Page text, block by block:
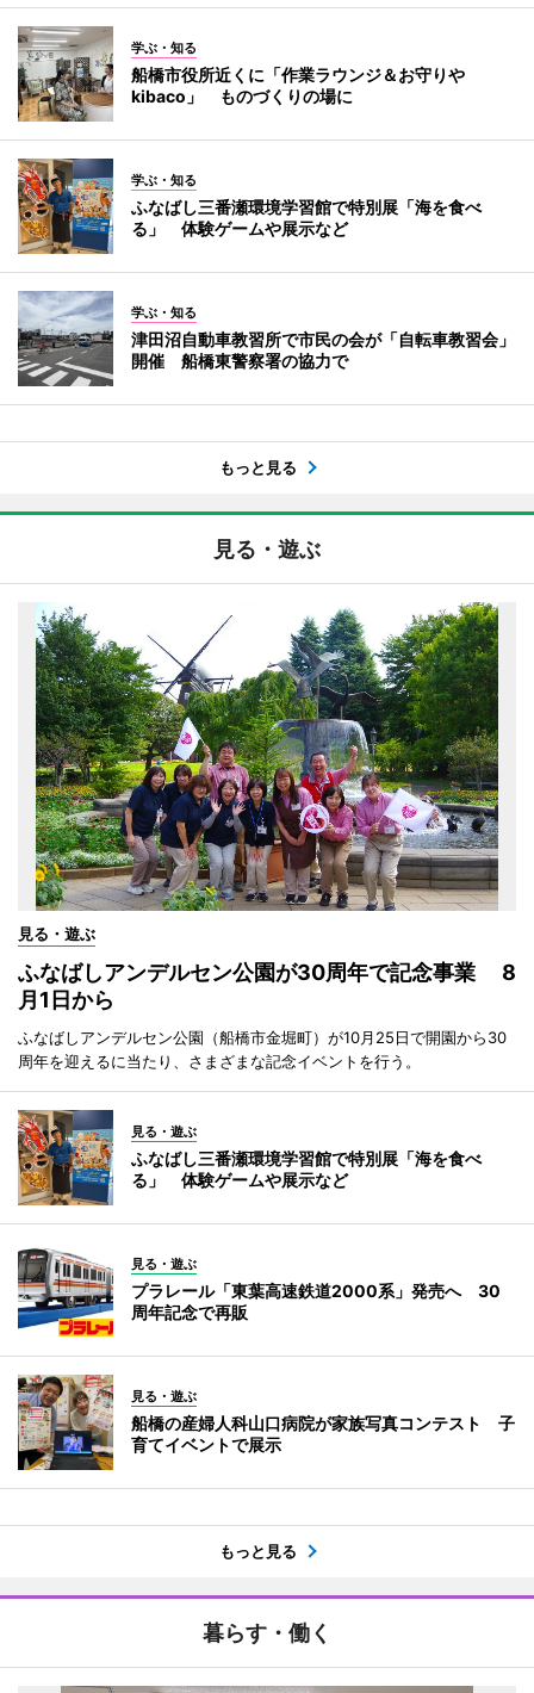
学ぶ・知る
船橋市役所近くに「作業ラウンジ＆お守りや
kibaco」 ものづくりの場に
学ぶ・知る
ふなばし三番瀬環境学習館で特別展「海を食べ
る」 体験ゲームや展示など
学ぶ・知る
津田沼自動車教習所で市民の会が「自転車教習会」
開催 船橋東警察署の協力で
もっと見る
見る・遊ぶ
見る・遊ぶ
ふなばしアンデルセン公園が30周年で記念事業 8
月1日から
ふなばしアンデルセン公園（船橋市金堀町）が10月25日で開園から30
周年を迎えるに当たり、さまざまな記念イベントを行う。
見る・遊ぶ
ふなばし三番瀬環境学習館で特別展「海を食べ
る」 体験ゲームや展示など
見る・遊ぶ
プラレール「東葉高速鉄道2000系」発売へ 30
周年記念で再販
見る・遊ぶ
船橋の産婦人科山口病院が家族写真コンテスト 子
育てイベントで展示
もっと見る
暮らす・働く